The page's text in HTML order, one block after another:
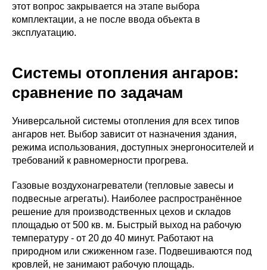
этот вопрос закрывается на этапе выбора
комплектации, а не после ввода объекта в
эксплуатацию.
Системы отопления ангаров:
сравнение по задачам
Универсальной системы отопления для всех типов
ангаров нет. Выбор зависит от назначения здания,
режима использования, доступных энергоносителей и
требований к равномерности прогрева.
Газовые воздухонагреватели (тепловые завесы и
подвесные агрегаты). Наиболее распространённое
решение для производственных цехов и складов
площадью от 500 кв. м. Быстрый выход на рабочую
температуру - от 20 до 40 минут. Работают на
природном или сжиженном газе. Подвешиваются под
кровлей, не занимают рабочую площадь.